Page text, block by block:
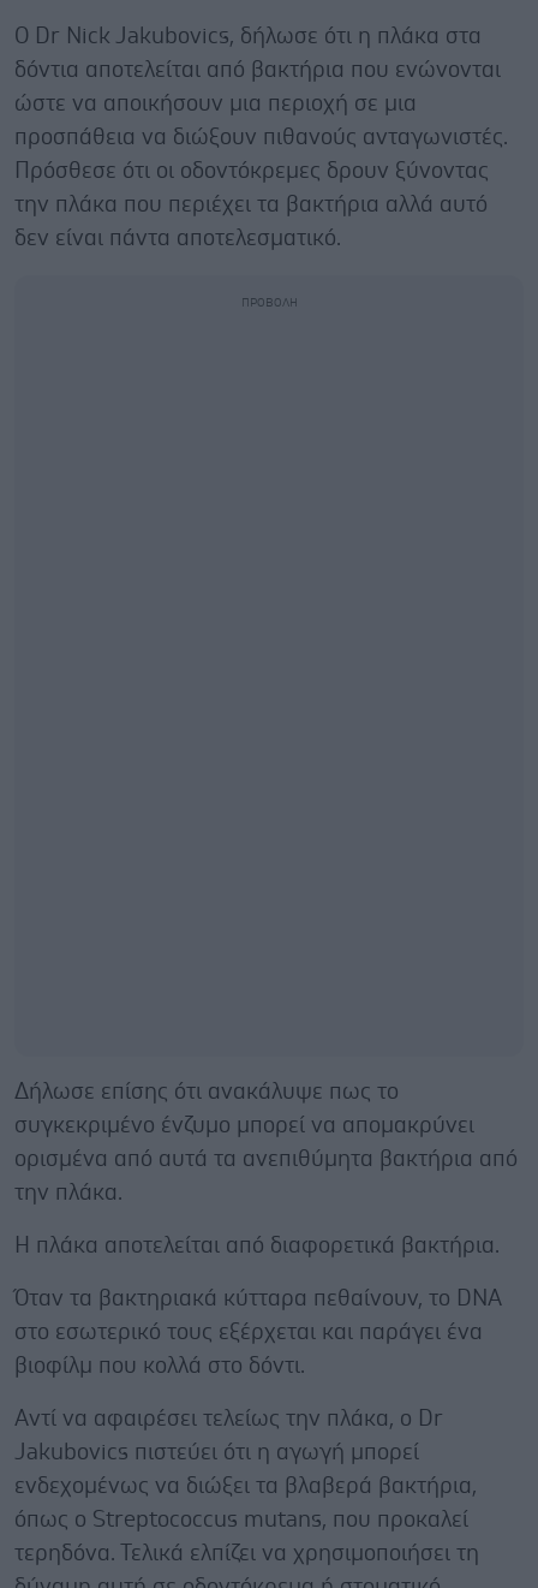
Ο Dr Nick Jakubovics, δήλωσε ότι η πλάκα στα
δόντια αποτελείται από βακτήρια που ενώνονται
ώστε να αποικήσουν μια περιοχή σε μια
προσπάθεια να διώξουν πιθανούς ανταγωνιστές.
Πρόσθεσε ότι οι οδοντόκρεμες δρουν ξύνοντας
την πλάκα που περιέχει τα βακτήρια αλλά αυτό
δεν είναι πάντα αποτελεσματικό.
Δήλωσε επίσης ότι ανακάλυψε πως το
συγκεκριμένο ένζυμο μπορεί να απομακρύνει
ορισμένα από αυτά τα ανεπιθύμητα βακτήρια από
την πλάκα.
Η πλάκα αποτελείται από διαφορετικά βακτήρια.
Όταν τα βακτηριακά κύτταρα πεθαίνουν, το DNA
στο εσωτερικό τους εξέρχεται και παράγει ένα
βιοφίλμ που κολλά στο δόντι.
Αντί να αφαιρέσει τελείως την πλάκα, ο Dr
Jakubovics πιστεύει ότι η αγωγή μπορεί
ενδεχομένως να διώξει τα βλαβερά βακτήρια,
όπως ο Streptococcus mutans, που προκαλεί
τερηδόνα. Τελικά ελπίζει να χρησιμοποιήσει τη